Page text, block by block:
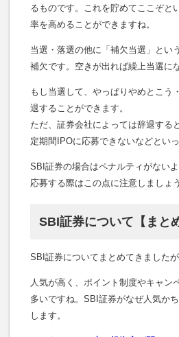
るものです。これを貯めてここぞと
率を高めることができますね。
当選・落選の他に「補欠当選」とい
補欠です。空きが出れば繰上当選に
もし当選して、やっぱりやめとこう
退することができます。
ただ、証券会社によっては辞退する
定期間IPOに応募できないなどとい
SBI証券の場合はペナルティがない
応募する際はこの点に注意しましょう
SBI証券について【まとめ
SBI証券についてまとめてきました
人気が高く、ポイント制度やキャン
多いですね。SBI証券がなぜ人気か
します。